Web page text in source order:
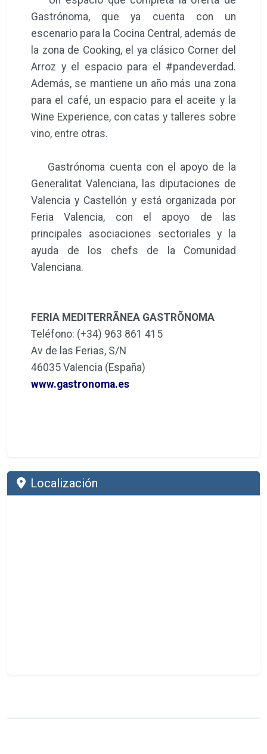
Gastrónoma, que ya cuenta con un
escenario para la Cocina Central, además de
la zona de Cooking, el ya clásico Corner del
Arroz y el espacio para el #pandeverdad.
Además, se mantiene un año más una zona
para el café, un espacio para el aceite y la
Wine Experience, con catas y talleres sobre
vino, entre otras.
Gastrónoma cuenta con el apoyo de la
Generalitat Valenciana, las diputaciones de
Valencia y Castellón y está organizada por
Feria Valencia, con el apoyo de las
principales asociaciones sectoriales y la
ayuda de los chefs de la Comunidad
Valenciana.
FERIA MEDITERRÃNEA GASTRÕNOMA
Teléfono: (+34) 963 861 415
Av de las Ferias, S/N
46035 Valencia (España)
www.gastronoma.es
Localización